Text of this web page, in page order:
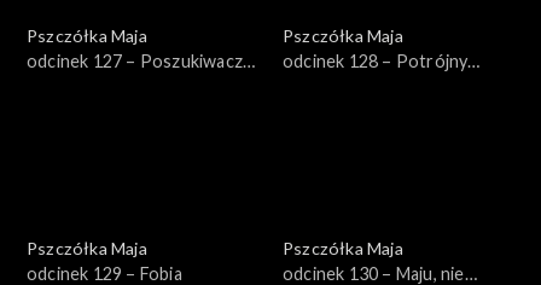
Pszczółka Maja
odcinek 127 – Poszukiwacze
Pszczółka Maja
odcinek 128 – Potrójny
Pszczółka Maja
odcinek 129 – Fobia
Pszczółka Maja
odcinek 130 – Maju, nie